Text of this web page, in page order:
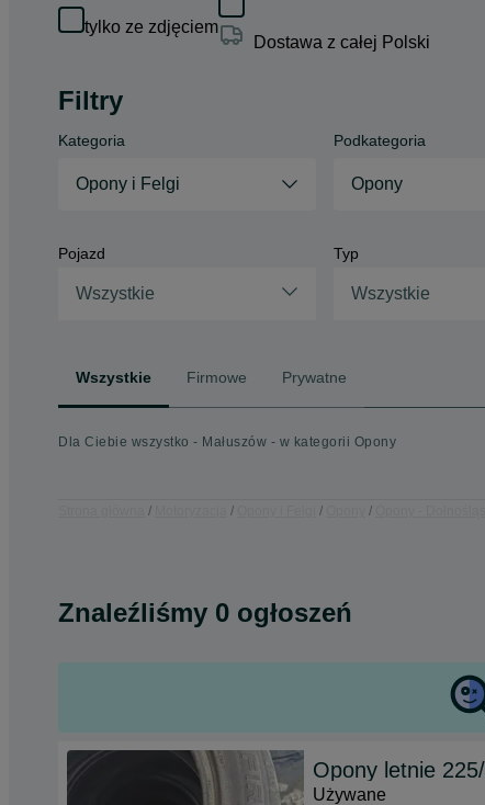
tylko ze zdjęciem
Dostawa z całej Polski
Filtry
Kategoria
Opony i Felgi
Podkategoria
Opony
Pojazd
Wszystkie
Typ
Wszystkie
Wszystkie Firmowe Prywatne
Dla Ciebie wszystko - Małuszów - w kategorii Opony
Znaleźliśmy 0 ogłoszeń
Opony letnie
Używane